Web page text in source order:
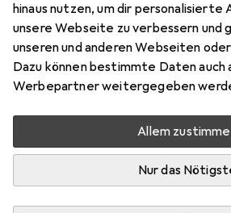
hinaus nutzen, um dir personalisierte
unsere Webseite zu verbessern und
unseren und anderen Webseiten
Dazu können bestimmte Daten auch
Werbepartner weitergegeben
Allem
Nur das
Zubehör für
TISA185ACDC WIG-
Schweissgerät 10 - 125
Hier findest du passendes Zubehör
Holzmann TISA185ACDC WIG-
aus den Kategorien
Gesichtsschutz und Zange.